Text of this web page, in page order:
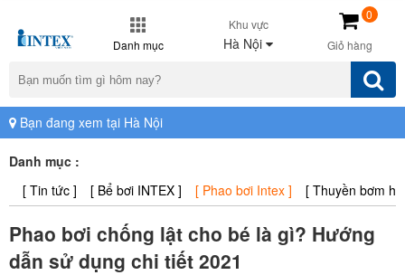
Danh mục
Khu vực
Hà Nội Giỏ hàng
0
Bạn đang xem tại Hà Nội
Danh mục :
[ Tin tức ]
[ Bể bơi INTEX ] [ Phao bơi Intex ] [ Thuyền bơm
Phao bơi chống lật cho bé là gì? Hướng
dẫn sử dụng chi tiết 2021